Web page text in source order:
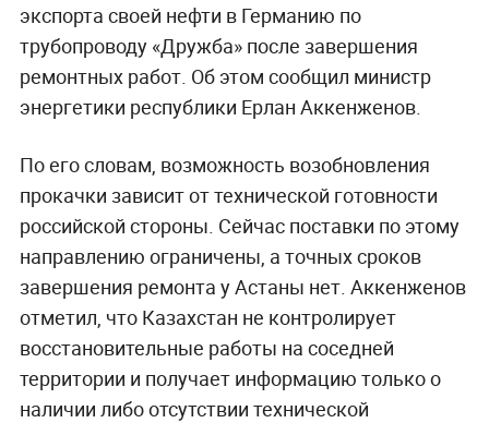
экспорта своей нефти в Германию по
трубопроводу «Дружба» после завершения
ремонтных работ. Об этом сообщил министр
энергетики республики Ерлан Аккенженов.
По его словам, возможность возобновления
прокачки зависит от технической готовности
российской стороны. Сейчас поставки по этому
направлению ограничены, а точных сроков
завершения ремонта у Астаны нет. Аккенженов
отметил, что Казахстан не контролирует
восстановительные работы на соседней
территории и получает информацию только о
наличии либо отсутствии технической